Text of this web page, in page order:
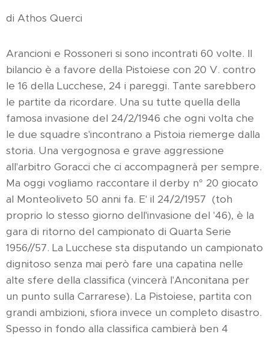
di Athos Querci
Arancioni e Rossoneri si sono incontrati 60 volte. Il
bilancio è a favore della Pistoiese con 20 V. contro
le 16 della Lucchese, 24 i pareggi. Tante sarebbero
le partite da ricordare. Una su tutte quella della
famosa invasione del 24/2/1946 che ogni volta che
le due squadre s'incontrano a Pistoia riemerge dalla
storia. Una vergognosa e grave aggressione
all'arbitro Goracci che ci accompagnerà per sempre.
Ma oggi vogliamo raccontare il derby n° 20 giocato
al Monteoliveto 50 anni fa. E' il 24/2/1957 (toh
proprio lo stesso giorno dell'invasione del '46), è la
gara di ritorno del campionato di Quarta Serie
1956//57. La Lucchese sta disputando un campionato
dignitoso senza mai però fare una capatina nelle
alte sfere della classifica (vincerà l'Anconitana per
un punto sulla Carrarese). La Pistoiese, partita con
grandi ambizioni, sfiora invece un completo disastro.
Spesso in fondo alla classifica cambierà ben 4